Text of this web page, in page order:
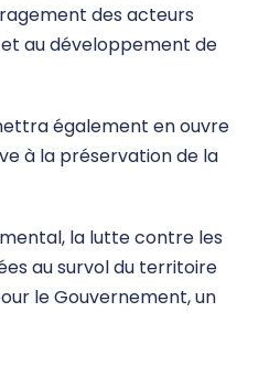
des acteurs
au développement de
également en ouvre
à la préservation de la
la lutte contre les
au survol du territoire
le Gouvernement, un